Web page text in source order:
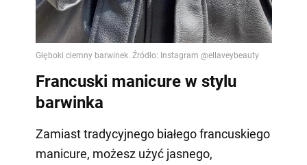
Francuski manicure w stylu
barwinka
Zamiast tradycyjnego białego francuskiego
manicure, możesz użyć jasnego,